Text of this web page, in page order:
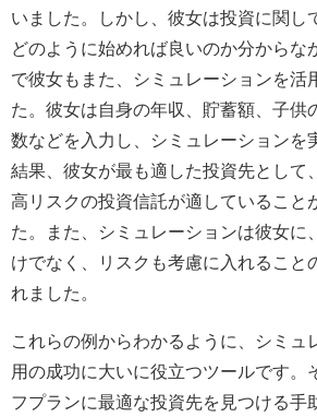
いました。しかし、彼女は投資に関し
どのように始めれば良いのか分からな
で彼女もまた、シミュレーションを活
た。彼女は自身の年収、貯蓄額、子供
数などを入力し、シミュレーションを
結果、彼女が最も適した投資先として
高リスクの投資信託が適していること
た。また、シミュレーションは彼女に
けでなく、リスクも考慮に入れること
れました。
これらの例からわかるように、シミュ
用の成功に大いに役立つツールです。
フプランに最適な投資先を見つける手